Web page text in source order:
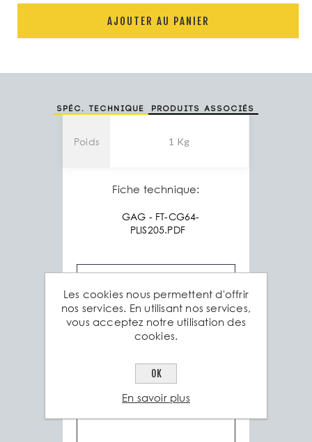
AJOUTER AU PANIER
Spéc. technique Produits associés
Poids 1 Kg
Fiche technique:
GAG - FT-CG64-
PLIS205.PDF
Les cookies nous permettent d'offrir
nos services. En utilisant nos services,
vous acceptez notre utilisation des
cookies.
OK
En savoir plus